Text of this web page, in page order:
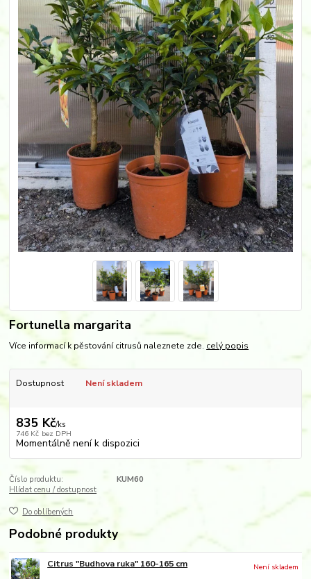
Fortunella margarita
Více informací k pěstování citrusů naleznete zde. celý popis
Dostupnost Není skladem
835 Kč/ks
746 Kč bez DPH
Momentálně není k dispozici
Číslo produktu:
KUM60
Hlídat cenu / dostupnost
Do oblíbených
Podobné produkty
Citrus "Budhova ruka" 160-165 cm
Není skladem